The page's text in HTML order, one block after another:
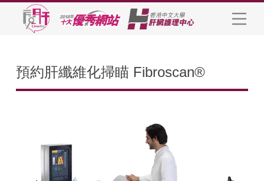
預約肝纖維化掃瞄 Fibroscan®